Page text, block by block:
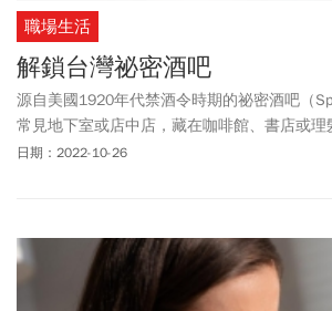
職場生活
解鎖台灣祕密酒吧
源自美國1920年代禁酒令時期的祕密酒吧（
常見地下室或店中店，藏在咖啡館、書店或
禁後，形式仍繼續存在。台版祕密酒吧則隱身
日期：2022-10-26